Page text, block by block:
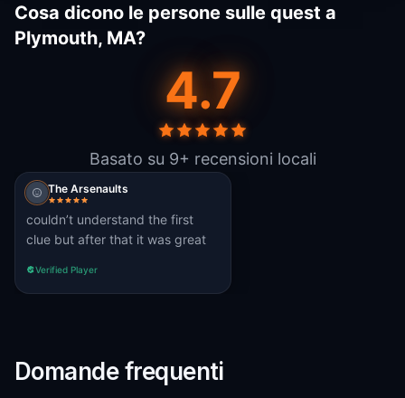
Cosa dicono le persone sulle quest a
Plymouth, MA?
4.7
Basato su 9+ recensioni locali
The Arsenaults
couldn’t understand the first
clue but after that it was great
Verified Player
Domande frequenti